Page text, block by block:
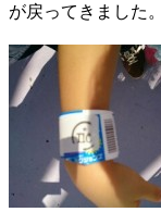
が戻ってきました。